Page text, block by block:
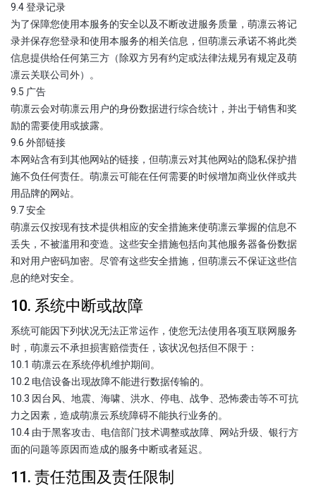
9.4 登录记录
为了保障您使用本服务的安全以及不断改进服务质量，萌凛云将记
录并保存您登录和使用本服务的相关信息，但萌凛云承诺不将此类
信息提供给任何第三方（除双方另有约定或法律法规另有规定及萌
凛云关联公司外）。
9.5 广告
萌凛云会对萌凛云用户的身份数据进行综合统计，并出于销售和奖
励的需要使用或披露。
9.6 外部链接
本网站含有到其他网站的链接，但萌凛云对其他网站的隐私保护措
施不负任何责任。萌凛云可能在任何需要的时候增加商业伙伴或共
用品牌的网站。
9.7 安全
萌凛云仅按现有技术提供相应的安全措施来使萌凛云掌握的信息不
丢失，不被滥用和变造。这些安全措施包括向其他服务器备份数据
和对用户密码加密。尽管有这些安全措施，但萌凛云不保证这些信
息的绝对安全。
10. 系统中断或故障
系统可能因下列状况无法正常运作，使您无法使用各项互联网服务
时，萌凛云不承担损害赔偿责任，该状况包括但不限于：
10.1 萌凛云在系统停机维护期间。
10.2 电信设备出现故障不能进行数据传输的。
10.3 因台风、地震、海啸、洪水、停电、战争、恐怖袭击等不可抗
力之因素，造成萌凛云系统障碍不能执行业务的。
10.4 由于黑客攻击、电信部门技术调整或故障、网站升级、银行方
面的问题等原因而造成的服务中断或者延迟。
11. 责任范围及责任限制